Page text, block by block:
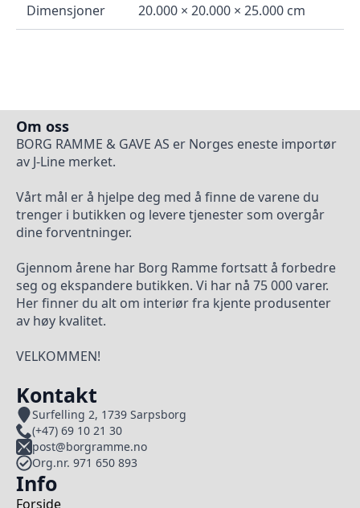
Dimensjoner 20.000 × 20.000 × 25.000 cm
Om oss
BORG RAMME & GAVE AS er Norges eneste importør
av J-Line merket.
Vårt mål er å hjelpe deg med å finne de varene du
trenger i butikken og levere tjenester som overgår
dine forventninger.
Gjennom årene har Borg Ramme fortsatt å forbedre
seg og ekspandere butikken. Vi har nå 75 000 varer.
Her finner du alt om interiør fra kjente produsenter
av høy kvalitet.
VELKOMMEN!
Kontakt
Surfelling 2, 1739 Sarpsborg
(+47) 69 10 21 30
post@borgramme.no
Org.nr. 971 650 893
Info
Forside